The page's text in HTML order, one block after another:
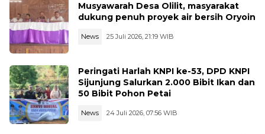
Musyawarah Desa Olilit, masyarakat
dukung penuh proyek air bersih Oryoin
News 25 Juli 2026, 21:19 WIB
Peringati Harlah KNPI ke-53, DPD KNPI
Sijunjung Salurkan 2.000 Bibit Ikan dan
50 Bibit Pohon Petai
News 24 Juli 2026, 07:56 WIB